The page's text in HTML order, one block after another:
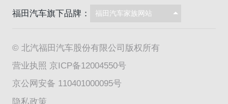
福田汽车旗下品牌：
© 北汽福田汽车股份有限公司版权所有
营业执照 京ICP备12004550号
京公网安备 110401000095号
隐私政策